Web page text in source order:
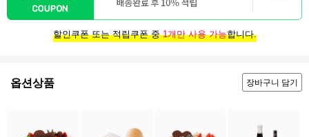
할인쿠폰 또는 적립쿠폰 중1개만 사용 가능합니다.
옵션상품 장바구니 담기